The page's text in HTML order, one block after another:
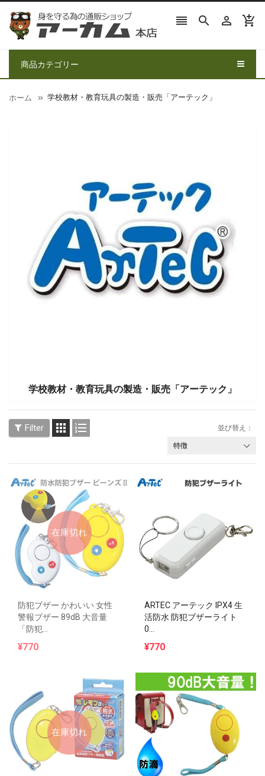
   
商品カテゴリー
ホーム 学校教材・教育玩具の製造・販売「アーテック」
学校教材・教育玩具の製造・販売「アーテック」
Filter   並び替え：
在庫切れ
防犯ブザー かわいい 女性
警報ブザー 89dB 大音量
「防犯...
¥770
ARTEC アーテック IPX4 生
活防水 防犯ブザーライト
0...
¥770
在庫切れ